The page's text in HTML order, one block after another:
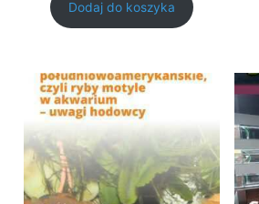
Dodaj do koszyka